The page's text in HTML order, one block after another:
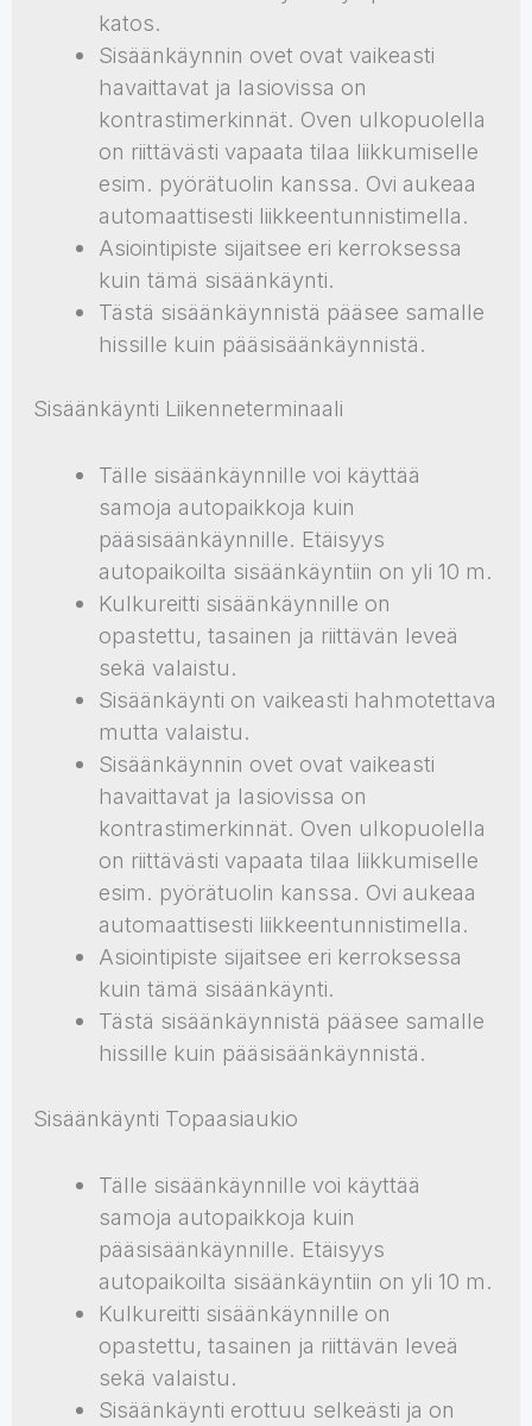
katos.
Sisäänkäynnin ovet ovat vaikeasti
havaittavat ja lasiovissa on
kontrastimerkinnät. Oven ulkopuolella
on riittävästi vapaata tilaa liikkumiselle
esim. pyörätuolin kanssa. Ovi aukeaa
automaattisesti liikkeentunnistimella.
Asiointipiste sijaitsee eri kerroksessa
kuin tämä sisäänkäynti.
Tästä sisäänkäynnistä pääsee samalle
hissille kuin pääsisäänkäynnistä.
Sisäänkäynti Liikenneterminaali
Tälle sisäänkäynnille voi käyttää
samoja autopaikkoja kuin
pääsisäänkäynnille. Etäisyys
autopaikoilta sisäänkäyntiin on yli 10 m.
Kulkureitti sisäänkäynnille on
opastettu, tasainen ja riittävän leveä
sekä valaistu.
Sisäänkäynti on vaikeasti hahmotettava
mutta valaistu.
Sisäänkäynnin ovet ovat vaikeasti
havaittavat ja lasiovissa on
kontrastimerkinnät. Oven ulkopuolella
on riittävästi vapaata tilaa liikkumiselle
esim. pyörätuolin kanssa. Ovi aukeaa
automaattisesti liikkeentunnistimella.
Asiointipiste sijaitsee eri kerroksessa
kuin tämä sisäänkäynti.
Tästä sisäänkäynnistä pääsee samalle
hissille kuin pääsisäänkäynnistä.
Sisäänkäynti Topaasiaukio
Tälle sisäänkäynnille voi käyttää
samoja autopaikkoja kuin
pääsisäänkäynnille. Etäisyys
autopaikoilta sisäänkäyntiin on yli 10 m.
Kulkureitti sisäänkäynnille on
opastettu, tasainen ja riittävän leveä
sekä valaistu.
Sisäänkäynti erottuu selkeästi ja on